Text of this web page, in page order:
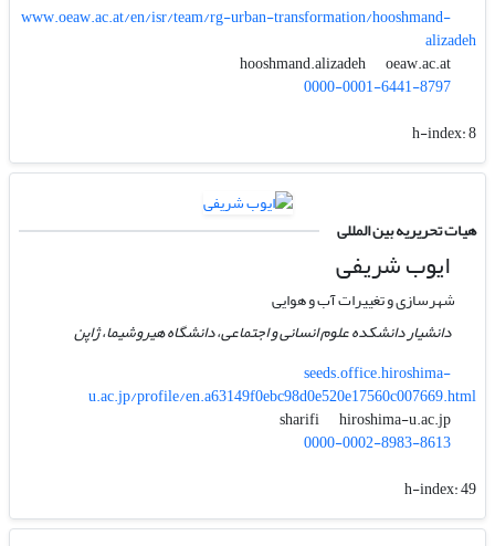
www.oeaw.ac.at/en/isr/team/rg-urban-transformation/hooshmand-
alizadeh
hooshmand.alizadeh
oeaw.ac.at
0000-0001-6441-8797
h-index:8
هیات تحریریه بین المللی
ایوب شریفی
شهرسازی و تغییرات آب و هوایی
دانشیار دانشکده علوم انسانی و اجتماعی، دانشگاه هیروشیما، ژاپن
seeds.office.hiroshima-
u.ac.jp/profile/en.a63149f0ebc98d0e520e17560c007669.html
sharifi
hiroshima-u.ac.jp
0000-0002-8983-8613
h-index:49